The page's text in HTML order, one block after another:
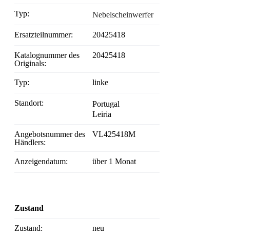
Typ: Nebelscheinwerfer
Ersatzteilnummer: 20425418
Katalognummer des
Originals:
20425418
Typ: linke
Standort:
Portugal
Leiria
Angebotsnummer des
Händlers:
VL425418M
Anzeigendatum: über 1 Monat
Zustand
Zustand: neu